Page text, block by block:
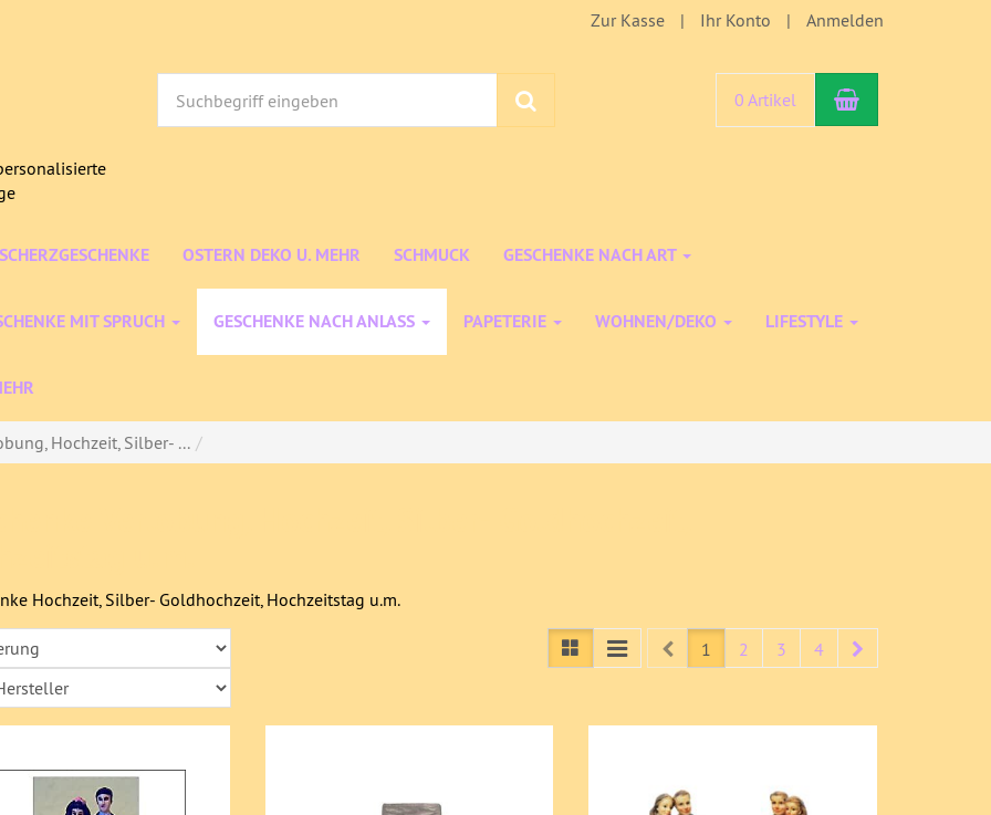
Zur Kasse Ihr Konto Anmelden
0 Artikel Warenkorb
OSTERN DEKO U. MEHR SCHMUCK GESCHENKE NACH ART
MIT SPRUCH GESCHENKE NACH ANLASS PAPETERIE WOHNEN/DEKO LIFESTYLE
Hochzeit, Silber- ...
Hochzeit, Silber- Goldhochzeit, Hochzeitstag u.m.
Prev1 2 3 4 Next